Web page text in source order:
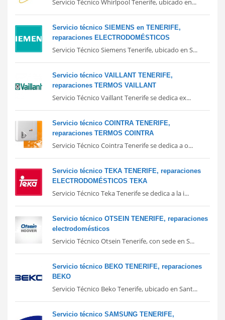
Servicio Técnico Whirlpool Tenerife, ubicado en...
Servicio técnico SIEMENS en TENERIFE,
reparaciones ELECTRODOMÉSTICOS
Servicio Técnico Siemens Tenerife, ubicado en S...
Servicio técnico VAILLANT TENERIFE,
reparaciones TERMOS VAILLANT
Servicio Técnico Vaillant Tenerife se dedica ex...
Servicio técnico COINTRA TENERIFE,
reparaciones TERMOS COINTRA
Servicio Técnico Cointra Tenerife se dedica a o...
Servicio técnico TEKA TENERIFE, reparaciones
ELECTRODOMÉSTICOS TEKA
Servicio Técnico Teka Tenerife se dedica a la i...
Servicio técnico OTSEIN TENERIFE, reparaciones
electrodomésticos
Servicio Técnico Otsein Tenerife, con sede en S...
Servicio técnico BEKO TENERIFE, reparaciones
BEKO
Servicio Técnico Beko Tenerife, ubicado en Sant...
Servicio técnico SAMSUNG TENERIFE,